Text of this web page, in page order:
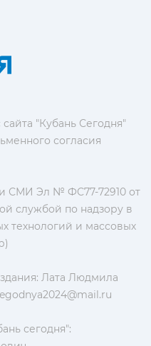
"Кубань Сегодня"
согласия
СМИ Эл № ФС77-72910 от
службой по надзору в
технологий и массовых
Лата Людмила
сегодня":